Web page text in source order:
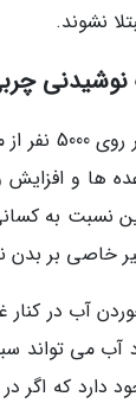
نشوند.
نوشیدنی
یک
نسبت به
خاصی بر بدن
آب در کنار
آب می تواند
که اگر در